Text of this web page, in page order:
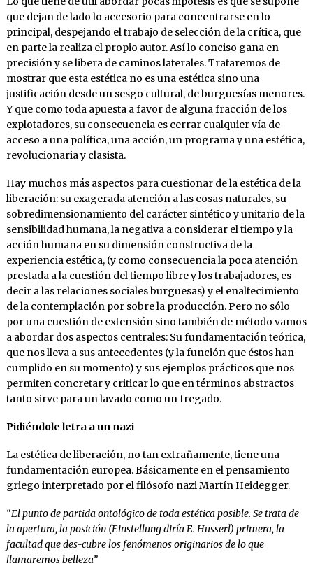
que dejan de lado lo accesorio para concentrarse en lo
principal, despejando el trabajo de selección de la crítica, que
en parte la realiza el propio autor. Así lo conciso gana en
precisión y se libera de caminos laterales. Trataremos de
mostrar que esta estética no es una estética sino una
justificación desde un sesgo cultural, de burguesías menores.
Y que como toda apuesta a favor de alguna fracción de los
explotadores, su consecuencia es cerrar cualquier vía de
acceso a una política, una acción, un programa y una estética,
revolucionaria y clasista.
Hay muchos más aspectos para cuestionar de la estética de la
liberación: su exagerada atención a las cosas naturales, su
sobredimensionamiento del carácter sintético y unitario de la
sensibilidad humana, la negativa a considerar el tiempo y la
acción humana en su dimensión constructiva de la
experiencia estética, (y como consecuencia la poca atención
prestada a la cuestión del tiempo libre y los trabajadores, es
decir a las relaciones sociales burguesas) y el enaltecimiento
de la contemplación por sobre la producción. Pero no sólo
por una cuestión de extensión sino también de método vamos
a abordar dos aspectos centrales: Su fundamentación teórica,
que nos lleva a sus antecedentes (y la función que éstos han
cumplido en su momento) y sus ejemplos prácticos que nos
permiten concretar y criticar lo que en términos abstractos
tanto sirve para un lavado como un fregado.
Pidiéndole letra a un nazi
La estética de liberación, no tan extrañamente, tiene una
fundamentación europea. Básicamente en el pensamiento
griego interpretado por el filósofo nazi Martín Heidegger.
“El punto de partida ontológico de toda estética posible. Se trata de
la apertura, la posición (Einstellung diría E. Husserl) primera, la
facultad que des-cubre los fenómenos originarios de lo que
llamaremos belleza”